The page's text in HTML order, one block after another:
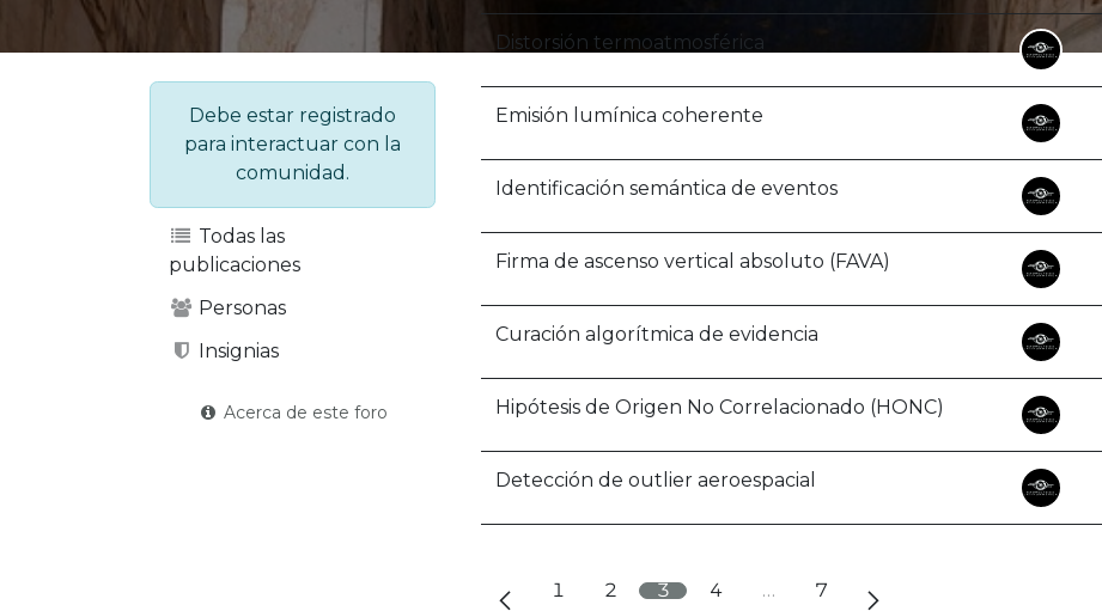
Debe estar registrado
para interactuar con la
comunidad.
Todas las
publicaciones
Personas
Insignias
Acerca de este foro
Distorsión termoatmosférica
Emisión lumínica coherente
Identificación semántica de eventos
Firma de ascenso vertical absoluto (FAVA)
Curación algorítmica de evidencia
Hipótesis de Origen No Correlacionado (HONC)
Detección de outlier aeroespacial
1 2 3 4 … 7